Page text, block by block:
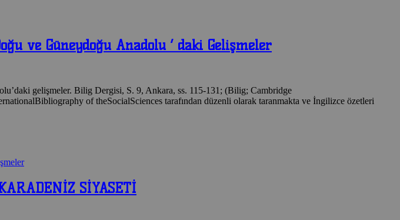
ve Güneydoğu Anadolu ‘ daki Gelişmeler
gelişmeler. Bilig Dergisi, S. 9, Ankara, ss. 115-131; (Bilig; Cambridge
of theSocialSciences tarafından düzenli olarak taranmakta ve İngilizce özetleri
SİYASETİ